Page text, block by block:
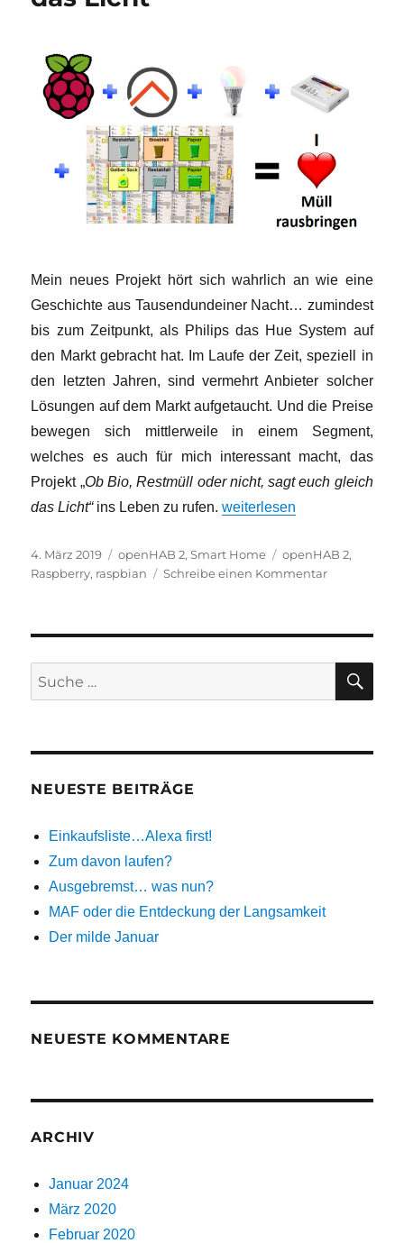
Mein neues Projekt hört sich wahrlich an wie eine
Geschichte aus Tausendundeiner Nacht… zumindest
bis zum Zeitpunkt, als Philips das Hue System auf
den Markt gebracht hat. Im Laufe der Zeit, speziell in
den letzten Jahren, sind vermehrt Anbieter solcher
Lösungen auf dem Markt aufgetaucht. Und die Preise
bewegen sich mittlerweile in einem Segment,
welches es auch für mich interessant macht, das
Projekt „Ob Bio, Restmüll oder nicht, sagt euch gleich
das Licht“ins Leben zu rufen.„Ob Bio, Restmüll oder
weiterlesen
Veröffentlicht
am
4. März 2019 Kategorien
openHAB 2,Smart Home Schlagwörter
openHAB 2,
Raspberry, raspbian Schreibe einen Kommentarzu
nicht,
sagt
euch
Suche
nach:
NEUESTE BEITRÄGE
Einkaufsliste…Alexa first!
Zum davon laufen?
Ausgebremst… was nun?
MAF oder die Entdeckung der Langsamkeit
Der milde Januar
NEUESTE KOMMENTARE
ARCHIV
Januar 2024
März 2020
Februar 2020